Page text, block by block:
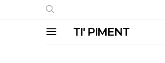
TI' PIMENT